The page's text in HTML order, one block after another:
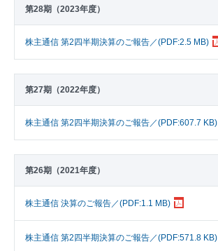
第28期（2023年度）
株主通信 第2四半期決算のご報告／(PDF:2.5 MB)
第27期（2022年度）
株主通信 第2四半期決算のご報告／(PDF:607.7 KB)
第26期（2021年度）
株主通信 決算のご報告／(PDF:1.1 MB)
株主通信 第2四半期決算のご報告／(PDF:571.8 KB)